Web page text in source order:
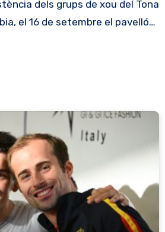
el 16 de setembre el pavelló…